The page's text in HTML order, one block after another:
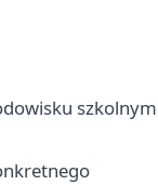
szkolnym